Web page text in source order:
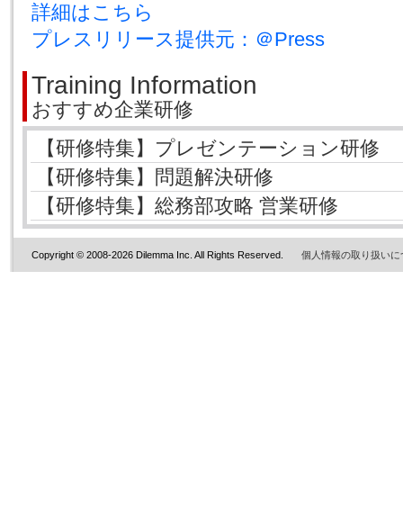
詳細はこちら
プレスリリース提供元：＠Press
Training Information
おすすめ企業研修
【研修特集】プレゼンテーション研修
【研修特集】問題解決研修
【研修特集】総務部攻略 営業研修
Copyright © 2008-2026 Dilemma Inc. All Rights Reserved. 個人情報の取り扱いに